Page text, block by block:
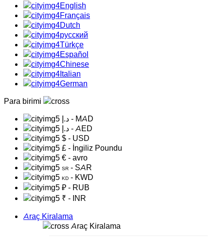
English
Français
Dutch
русский
Türkçe
Español
Chinese
Italian
German
Para birimi
د.إ - MAD
د.إ - AED
$ - USD
£ - İngiliz Poundu
€ - avro
SR - SAR
KD - KWD
₽ - RUB
₹ - INR
Araç Kiralama
Araç Kiralama